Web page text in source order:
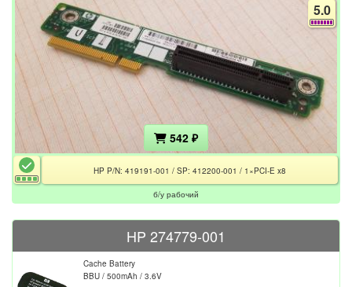
5.0
542 ₽
HP P/N: 419191-001 / SP: 412200-001 / 1×PCI-E x8
б/у рабочий
HP 274779-001
Cache Battery
BBU / 500mAh / 3.6V